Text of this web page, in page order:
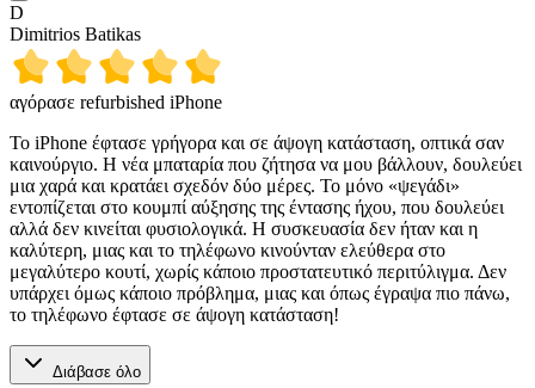
D
Dimitrios Batikas
αγόρασε refurbished iPhone
Το iPhone έφτασε γρήγορα και σε άψογη κατάσταση, οπτικά σαν
καινούργιο. Η νέα μπαταρία που ζήτησα να μου βάλλουν, δουλεύει
μια χαρά και κρατάει σχεδόν δύο μέρες. Το μόνο «ψεγάδι»
εντοπίζεται στο κουμπί αύξησης της έντασης ήχου, που δουλεύει
αλλά δεν κινείται φυσιολογικά. Η συσκευασία δεν ήταν και η
καλύτερη, μιας και το τηλέφωνο κινούνταν ελεύθερα στο
μεγαλύτερο κουτί, χωρίς κάποιο προστατευτικό περιτύλιγμα. Δεν
υπάρχει όμως κάποιο πρόβλημα, μιας και όπως έγραψα πιο πάνω,
το τηλέφωνο έφτασε σε άψογη κατάσταση!
Διάβασε όλο